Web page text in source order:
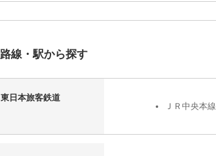
路線・駅から探す
東日本旅客鉄道
ＪＲ中央本線